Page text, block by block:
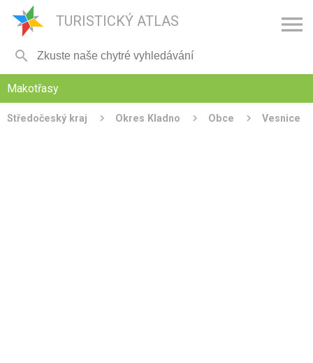
TURISTICKÝ ATLAS 

Makotřasy
Středočeský kraj Okres Kladno Obce Vesnice